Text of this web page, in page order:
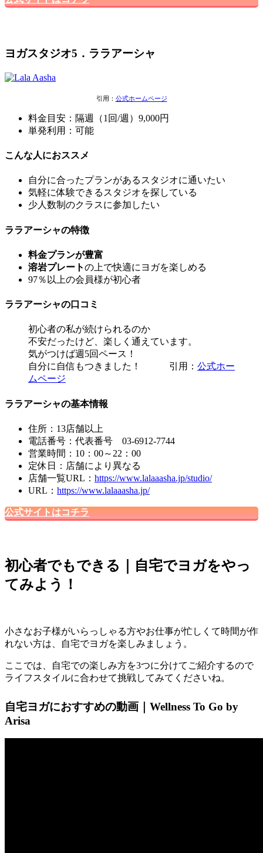
ヨガスタジオ5．ララアーシャ
引用： 公式ホームページ
料金目安：隔週（1回/週）9,000円
単発利用：可能
こんな人におススメ
自分に合ったプランがあるスタジオに通いたい
気軽に体験できるスタジオを探している
少人数制 のクラスに参加したい
ララアーシャの特徴
料金プランが豊富
溶岩プレートの上で快適にヨガを楽しめる
97％以上の会員様が初心者
ララアーシャの口コミ
初心者の私が続けられるのか
不安だったけど、楽しく通えています。
気がつけば週5回ペース！
自分に自信もつきました！ 引用： 公式ホー
ムページ
ララアーシャの基本情報
住所：13店舗以上
電話番号：代表番号 03-6912-7744
営業時間：10：00～22：00
定休日：店舗により異なる
店舗一覧URL： https://www.lalaaasha.jp/studio/
URL： https://www.lalaaasha.jp/
公式サイトはコチラ
初心者でもできる｜自宅でヨガをやっ
てみよう！
小さなお子様がいらっしゃる方やお仕事が忙しくて時間が作
れない方は、自宅でヨガを楽しみましょう。
ここでは、自宅での楽しみ方を3つに分けてご紹介するので
ライフスタイルに合わせて挑戦してみてくださいね。
自宅ヨガにおすすめの動画｜Wellness To Go by
Arisa